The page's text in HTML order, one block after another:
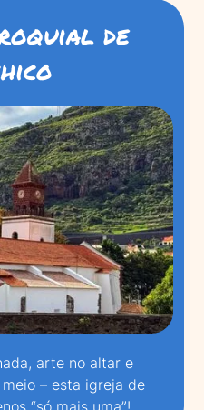
de
arte no altar e
– esta igreja de
“só mais uma”!